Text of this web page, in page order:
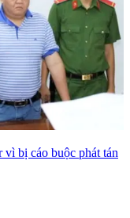
bị cáo buộc phát tán